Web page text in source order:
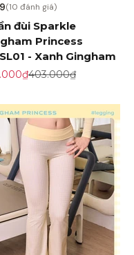
(10 đánh giá)
đùi Sparkle
Princess
- Xanh Gingham
mãi
Giá gốc
403.000₫